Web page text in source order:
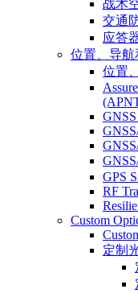
战术
交通
应答
位置、导航
位置
GPS
RF
Custom
定制